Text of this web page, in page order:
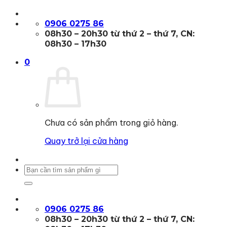
qua
0906 0275 86
08h30 – 20h30 từ thứ 2 – thứ 7, CN:
08h30 – 17h30
0
Chưa có sản phẩm trong giỏ hàng.
Quay trở lại cửa hàng
Tìm
0906 0275 86
08h30 – 20h30 từ thứ 2 – thứ 7, CN: